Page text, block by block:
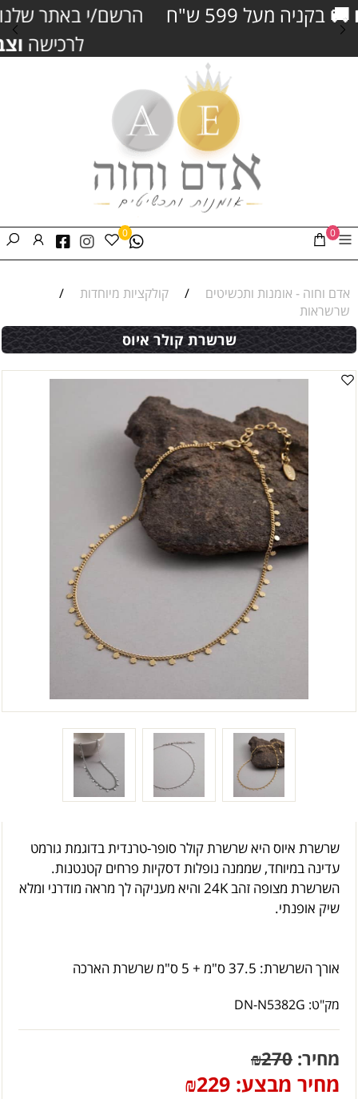
הרשם/י באתר שלנו וקבל/י 5% הנחה
נוספים
וצבירת נקודות כסף
0
0
אדם וחוה - אומנות ותכשיטים / קולקציות מיוחדות
/
שרשראות
שרשרת קולר איוס
שרשרת איוס היא שרשרת קולר סופר-טרנדית בדוגמת גורמט
עדינה במיוחד, שממנה נופלות דסקיות פרחים קטנטנות.
השרשרת מצופה זהב 24K והיא מעניקה לך מראה מודרני ומלא
שיק אופנתי.
אורך השרשרת: 37.5 ס"מ + 5 ס"מ שרשרת הארכה
מק"ט: DN-N5382G
מחיר: ₪270
מחיר מבצע: ₪229